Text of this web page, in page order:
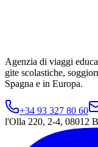
Agenzia di viaggi
gite scolastiche,
Spagna e in Europa.
+34 93 327 80 60
l'Olla 220, 2-4, 08012